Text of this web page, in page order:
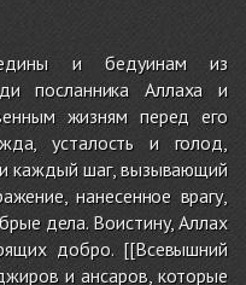
и бедуинам из
посланника Аллаха и
жизням перед его
усталость и голод,
каждый шаг, вызывающий
нанесенное врагу,
дела. Воистину, Аллах
добро. [[Всевышний
и ансаров, которые